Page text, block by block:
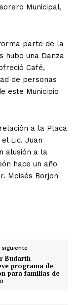
Municipal,
parte de la
hubo una Danza
Café,
de personas
este Municipio
a la Placa
Lic. Juan
alusión a la
hace un año
Moisés Borjon
Budarth
programa de
para familias de